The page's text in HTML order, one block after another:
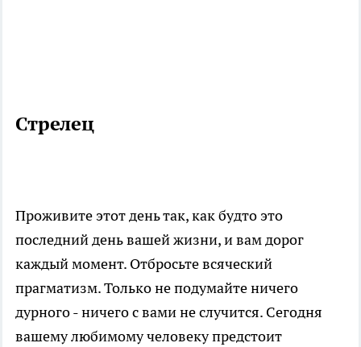
Стрелец
Проживите этот день так, как будто это
последний день вашей жизни, и вам дорог
каждый момент. Отбросьте всяческий
прагматизм. Только не подумайте ничего
дурного - ничего с вами не случится. Сегодня
вашему любимому человеку предстоит